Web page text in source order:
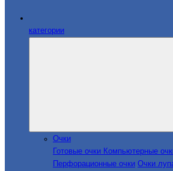
категории
Очки
Готовые очки Компьютерные
Перфорационные очки Очки